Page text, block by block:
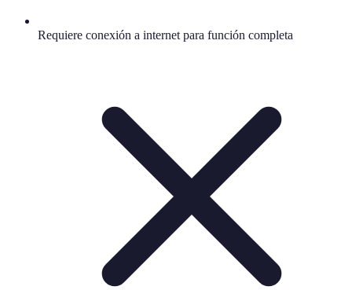
Requiere conexión a internet para función completa